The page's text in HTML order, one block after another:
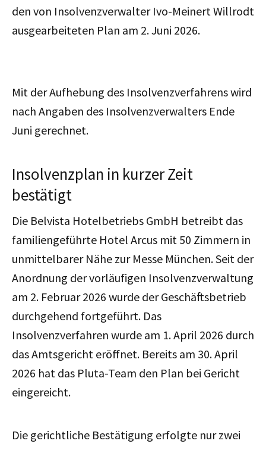
den von Insolvenzverwalter Ivo-Meinert Willrodt
ausgearbeiteten Plan am 2. Juni 2026.
Mit der Aufhebung des Insolvenzverfahrens wird
nach Angaben des Insolvenzverwalters Ende
Juni gerechnet.
Insolvenzplan in kurzer Zeit
bestätigt
Die Belvista Hotelbetriebs GmbH betreibt das
familiengeführte Hotel Arcus mit 50 Zimmern in
unmittelbarer Nähe zur Messe München. Seit der
Anordnung der vorläufigen Insolvenzverwaltung
am 2. Februar 2026 wurde der Geschäftsbetrieb
durchgehend fortgeführt. Das
Insolvenzverfahren wurde am 1. April 2026 durch
das Amtsgericht eröffnet. Bereits am 30. April
2026 hat das Pluta-Team den Plan bei Gericht
eingereicht.
Die gerichtliche Bestätigung erfolgte nur zwei